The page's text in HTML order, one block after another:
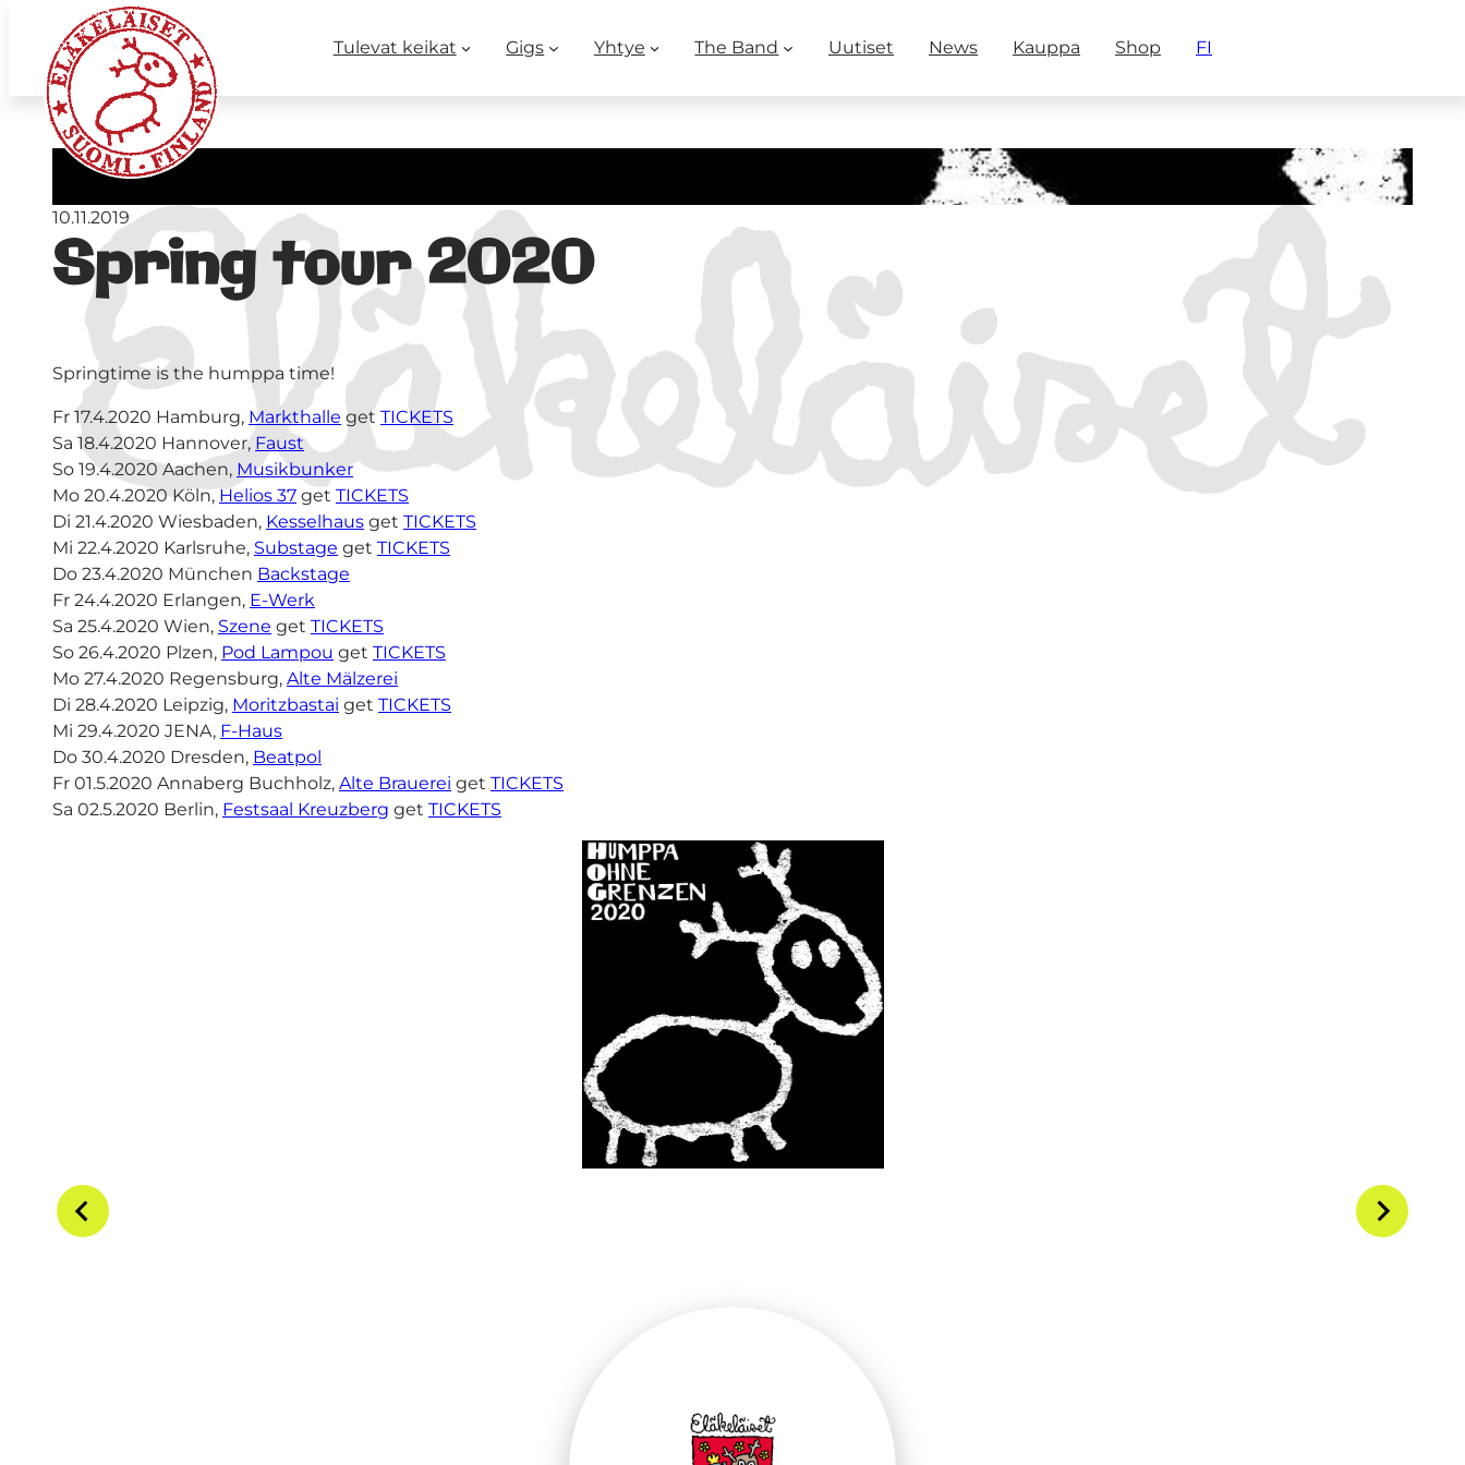
Tulevat keikat Gigs Yhtye The Band Uutiset News Kauppa Shop FI
Spring tour 2020
10.11.2019
Springtime is the humppa time!
Fr 17.4.2020 Hamburg, Markthalle get TICKETS
Sa 18.4.2020 Hannover, Faust
So 19.4.2020 Aachen, Musikbunker
Mo 20.4.2020 Köln, Helios 37 get TICKETS
Di 21.4.2020 Wiesbaden, Kesselhaus get TICKETS
Mi 22.4.2020 Karlsruhe, Substage get TICKETS
Do 23.4.2020 München Backstage
Fr 24.4.2020 Erlangen, E-Werk
Sa 25.4.2020 Wien, Szene get TICKETS
So 26.4.2020 Plzen, Pod Lampou get TICKETS
Mo 27.4.2020 Regensburg, Alte Mälzerei
Di 28.4.2020 Leipzig, Moritzbastai get TICKETS
Mi 29.4.2020 JENA, F-Haus
Do 30.4.2020 Dresden, Beatpol
Fr 01.5.2020 Annaberg Buchholz, Alte Brauerei get TICKETS
Sa 02.5.2020 Berlin, Festsaal Kreuzberg get TICKETS